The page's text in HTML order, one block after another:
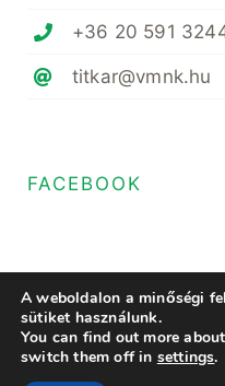
+36 20 591
titkar@vmnk.hu
FACEBOOK
© Copyright 2024- 2023 •
Kamara Vas Megyei Területi
A weboldalon a minőségi
sütiket használunk.
You can find out more
switch them off in settings.